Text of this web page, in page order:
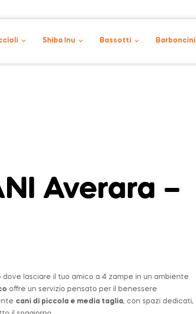
Shiba Inu Bassotti Barboncini
Averara –
dove lasciare il tuo amico a 4 zampe in un ambiente
offre un servizio pensato per il benessere
cani di piccola e media taglia, con spazi dedicati,